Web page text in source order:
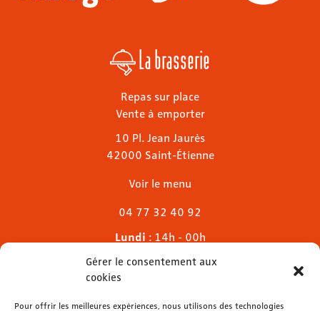
Gérer le consentement aux
cookies
Pour offrir les meilleures expériences, nous utilisons des technologies
La brasserie
Repas sur place
Vente à emporter
10 Pl. Jean Jaurès
42000 Saint-Étienne
Voir le menu
04 77 32 40 92
Lundi : 14h - 00h
Mardi & mercredi
Jeudi
Dimanche: 11h - 00h